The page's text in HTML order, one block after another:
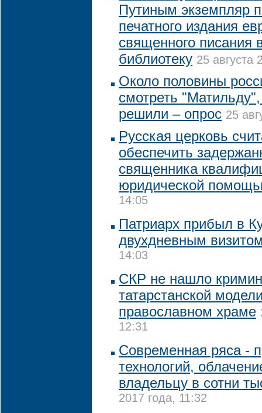
Путиным экземпляр
печатного издания
священного писания
библиотеку 25 августа
Около половины
смотреть
решили – опрос 25
Русская церковь
обеспечить
священника
юридической
14:05
Патриарх прибыл в
двухдневным
14:03
СКР не нашло
татарстанской
православном храме
12:31
Современная ряса -
технологий,
владельцу в сотни
2017 года, 11:32